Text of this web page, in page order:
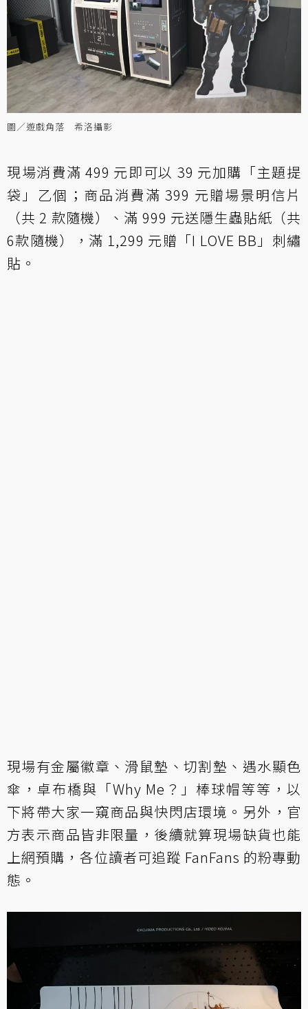
圖／遊戲角落 希洛攝影
現場消費滿 499 元即可以 39 元加購「主題提
袋」乙個；商品消費滿 399 元贈場景明信片
（共 2 款隨機）、滿 999 元送隱生蟲貼紙（共
6款隨機），滿 1,299 元贈「I LOVE BB」刺繡
貼。
現場有金屬徽章、滑鼠墊、切割墊、遇水顯色
傘，卓布橋與「Why Me？」棒球帽等等，以
下將帶大家一窺商品與快閃店環境。另外，官
方表示商品皆非限量，後續就算現場缺貨也能
上網預購，各位讀者可追蹤 FanFans 的粉專動
態。